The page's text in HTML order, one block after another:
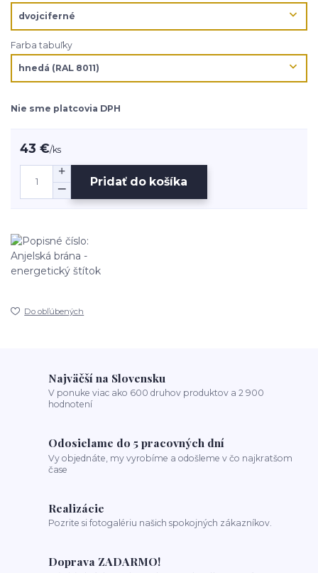
Farba tabuľky
Nie sme platcovia DPH
43 €/ks
Pridať do košíka
Do obľúbených
Najväčší na Slovensku
V ponuke viac ako 600 druhov produktov a 2 900
hodnotení
Odosielame do 5 pracovných dní
Vy objednáte, my vyrobíme a odošleme v čo najkratšom
čase
Realizácie
Pozrite si fotogalériu našich spokojných zákazníkov.
Doprava ZADARMO!